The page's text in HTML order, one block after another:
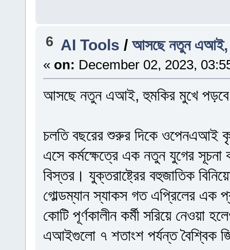
6 AI Tools /আসছে নতুন এআই,
« on: December 02, 2023,
আসছে নতুন এআই, হুমকির মুখে পড়বে
চলতি বছরের শুরুর দিকে ওপেনএআই
এসে কর্মক্ষেত্রে এক নতুন যুগের
বিস্তর। যুক্তরাষ্ট্রের বহুজাতিক
গোল্ডম্যান স্যাকস গত এপ্রিলের এক
কোটি পূর্ণকালীন কর্মী সরিয়ে নেওয়া
এআইগুলো ৭ শতাংশ পর্যন্ত বৈশ্বিক